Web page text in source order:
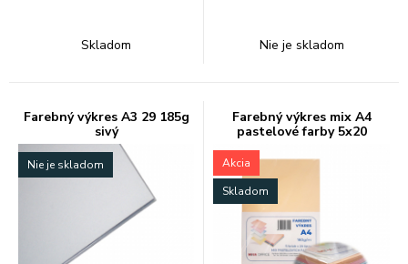
Skladom Nie je skladom
Farebný výkres A3 29 185g
sivý
Nie je skladom
Farebný výkres mix A4
pastelové farby 5x20
Akcia
Skladom